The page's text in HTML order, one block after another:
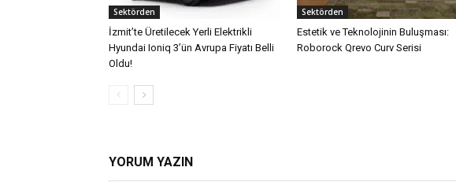
Sektörden
İzmit’te Üretilecek Yerli Elektrikli
Hyundai Ioniq 3’ün Avrupa Fiyatı Belli
Oldu!
Sektörden
Estetik ve Teknolojinin Buluşması:
Roborock Qrevo Curv Serisi
YORUM YAZIN